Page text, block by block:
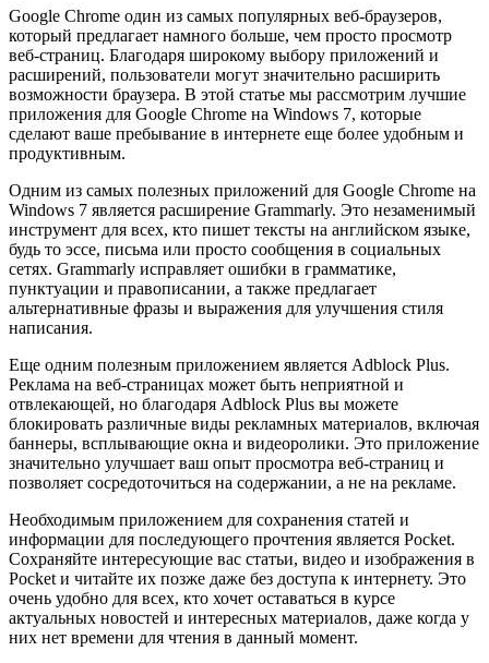
Google Chrome один из самых популярных веб-браузеров,
который предлагает намного больше, чем просто просмотр
веб-страниц. Благодаря широкому выбору приложений и
расширений, пользователи могут значительно расширить
возможности браузера. В этой статье мы рассмотрим лучшие
приложения для Google Chrome на Windows 7, которые
сделают ваше пребывание в интернете еще более удобным и
продуктивным.
Одним из самых полезных приложений для Google Chrome на
Windows 7 является расширение Grammarly. Это незаменимый
инструмент для всех, кто пишет тексты на английском языке,
будь то эссе, письма или просто сообщения в социальных
сетях. Grammarly исправляет ошибки в грамматике,
пунктуации и правописании, а также предлагает
альтернативные фразы и выражения для улучшения стиля
написания.
Еще одним полезным приложением является Adblock Plus.
Реклама на веб-страницах может быть неприятной и
отвлекающей, но благодаря Adblock Plus вы можете
блокировать различные виды рекламных материалов, включая
баннеры, всплывающие окна и видеоролики. Это приложение
значительно улучшает ваш опыт просмотра веб-страниц и
позволяет сосредоточиться на содержании, а не на рекламе.
Необходимым приложением для сохранения статей и
информации для последующего прочтения является Pocket.
Сохраняйте интересующие вас статьи, видео и изображения в
Pocket и читайте их позже даже без доступа к интернету. Это
очень удобно для всех, кто хочет оставаться в курсе
актуальных новостей и интересных материалов, даже когда у
них нет времени для чтения в данный момент.